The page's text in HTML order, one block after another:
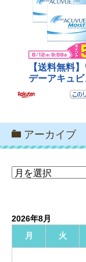
アーカイブ
ア
ブ
2026年8月
月
火